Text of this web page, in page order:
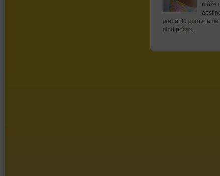
môže
prebehlo
plod počas...